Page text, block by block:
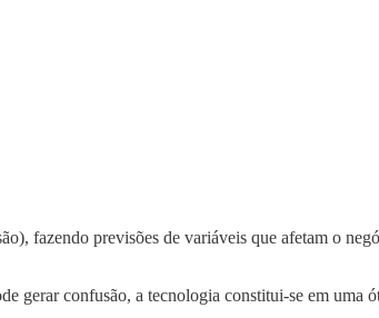
fazendo previsões de variáveis que afetam o
gerar confusão, a tecnologia constitui-se em uma